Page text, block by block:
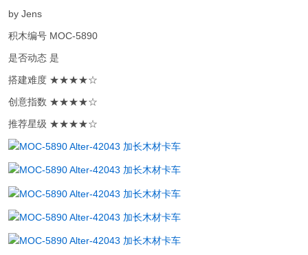
by Jens
积木编号 MOC-5890
是否动态 是
搭建难度 ★★★★☆
创意指数 ★★★★☆
推荐星级 ★★★★☆